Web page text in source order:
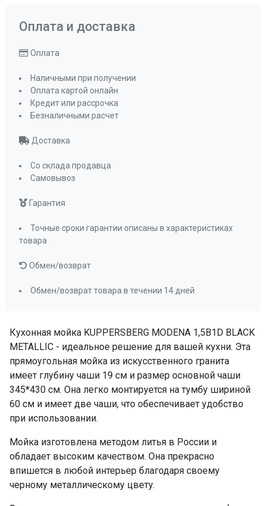
Комплектация
ПРОМО Скидка
Кухонная мойка KUPPERSBERG MODENA 1,5B1D BLACK
METALLIC - идеальное решение для вашей кухни. Эта
прямоугольная мойка из искусственного гранита
имеет глубину чаши 19 см и размер основной чаши
345*430 см. Она легко монтируется на тумбу шириной
60 см и имеет две чаши, что обеспечивает удобство
при использовании.
Мойка изготовлена методом литья в России и
обладает высоким качеством. Она прекрасно
впишется в любой интерьер благодаря своему
черному металлическому цвету.
Оплата и доставка
Оплата
Наличными при получении
Оплата картой онлайн
Кредит или рассрочка
Безналичными расчет
Доставка
Со склада продавца
Самовывоз
Гарантия
Точные сроки гарантии описаны в характеристиках
товара
Обмен/возврат
Обмен/возврат товара в течении 14 дней